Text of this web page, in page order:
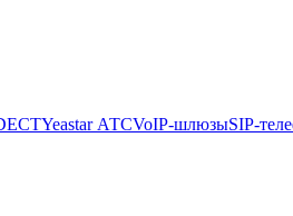
Yeastar АТСVoIP-шлюзыSIP-